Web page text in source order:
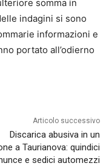
somma in
indagini si sono
informazioni e
portato all’odierno
Articolo successivo
Discarica abusiva in un
a Taurianova: quindici
e sedici automezzi